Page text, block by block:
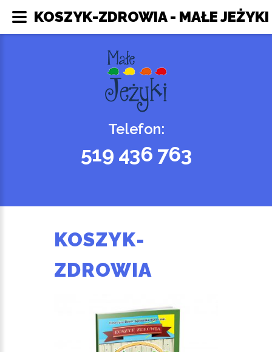
Telefon:
519 436 763
KOSZYK-
ZDROWIA
KOSZYK-ZDROWIA - MAŁE JEŻYKI